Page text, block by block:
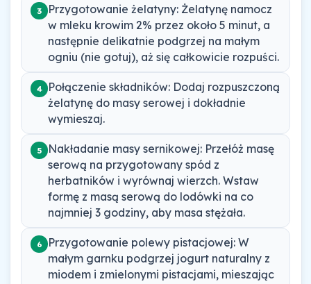
3
Przygotowanie żelatyny: Żelatynę namocz
w mleku krowim 2% przez około 5 minut, a
następnie delikatnie podgrzej na małym
ogniu (nie gotuj), aż się całkowicie rozpuści.
4
Połączenie składników: Dodaj rozpuszczoną
żelatynę do masy serowej i dokładnie
wymieszaj.
5
Nakładanie masy sernikowej: Przełóż masę
serową na przygotowany spód z
herbatników i wyrównaj wierzch. Wstaw
formę z masą serową do lodówki na co
najmniej 3 godziny, aby masa stężała.
6
Przygotowanie polewy pistacjowej: W
małym garnku podgrzej jogurt naturalny z
miodem i zmielonymi pistacjami, mieszając